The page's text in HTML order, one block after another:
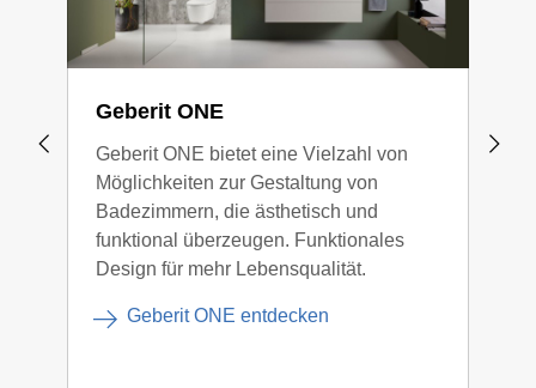
Geberit ONE
Geberit ONE bietet eine Vielzahl von
Möglichkeiten zur Gestaltung von
Badezimmern, die ästhetisch und
funktional überzeugen. Funktionales
Design für mehr Lebensqualität.
Geberit ONE entdecken